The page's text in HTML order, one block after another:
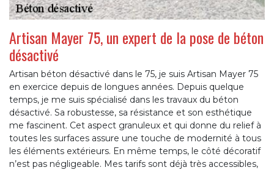
Artisan Mayer 75, un expert de la pose de béton
désactivé
Artisan béton désactivé dans le 75, je suis Artisan Mayer 75
en exercice depuis de longues années. Depuis quelque
temps, je me suis spécialisé dans les travaux du béton
désactivé. Sa robustesse, sa résistance et son esthétique
me fascinent. Cet aspect granuleux et qui donne du relief à
toutes les surfaces assure une touche de modernité à tous
les éléments extérieurs. En même temps, le côté décoratif
n’est pas négligeable. Mes tarifs sont déjà très accessibles,